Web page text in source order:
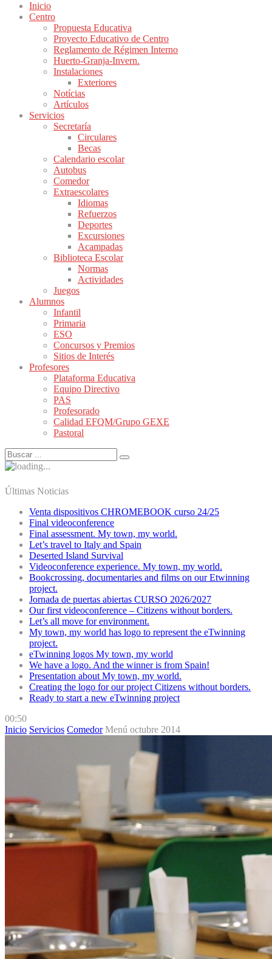
Inicio
Centro
Propuesta Educativa
Proyecto Educativo de Centro
Reglamento de Régimen Interno
Huerto-Granja-Invern.
Instalaciones
Exteriores
Notícias
Artículos
Servicios
Secretaría
Circulares
Becas
Calendario escolar
Autobus
Comedor
Extraescolares
Idiomas
Refuerzos
Deportes
Excursiones
Acampadas
Biblioteca Escolar
Normas
Actividades
Juegos
Alumnos
Infantil
Primaria
ESO
Concursos y Premios
Sitios de Interés
Profesores
Plataforma Educativa
Equipo Directivo
PAS
Profesorado
Calidad EFQM/Grupo GEXE
Pastoral
Últimas Noticias
Venta dispositivos CHROMEBOOK curso 24/25
Final videoconference
Final assessment. My town, my world.
Let’s travel to Italy and Spain
Deserted Island Survival
Videoconference experience. My town, my world.
Bookcrossing, documentaries and films on our Etwinning
project.
Jornada de puertas abiertas CURSO 2026/2027
Our first videoconference – Citizens without borders.
Let’s all move for environment.
My town, my world has logo to represent the eTwinning
project.
eTwinning logos My town, my world
We have a logo. And the winner is from Spain!
Presentation about My town, my world.
Creating the logo for our project Citizens without borders.
Ready to start a new eTwinning project
00:50
Inicio Servicios Comedor Menú octubre 2014